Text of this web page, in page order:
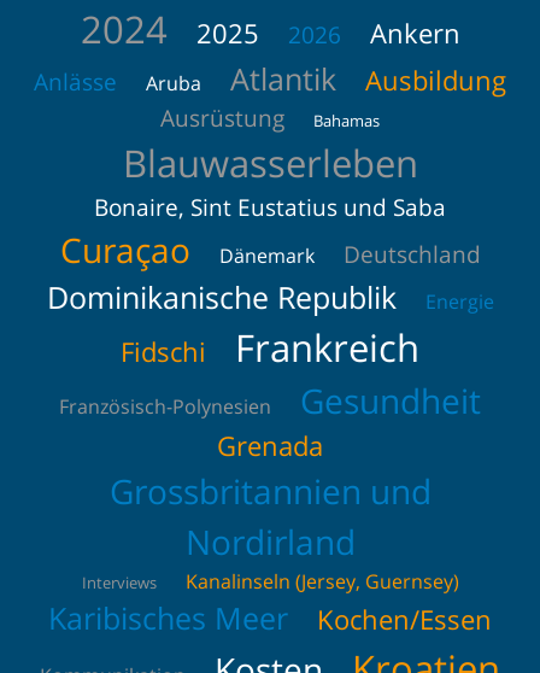
2024 2025 2026 Ankern
Anlässe Aruba Atlantik Ausbildung
Ausrüstung Bahamas
Blauwasserleben
Bonaire, Sint Eustatius und Saba
Curaçao Dänemark Deutschland
Dominikanische Republik Energie
Fidschi Frankreich
Französisch-Polynesien Gesundheit
Grenada
Grossbritannien und
Nordirland
Interviews Kanalinseln (Jersey, Guernsey)
Karibisches Meer Kochen/Essen